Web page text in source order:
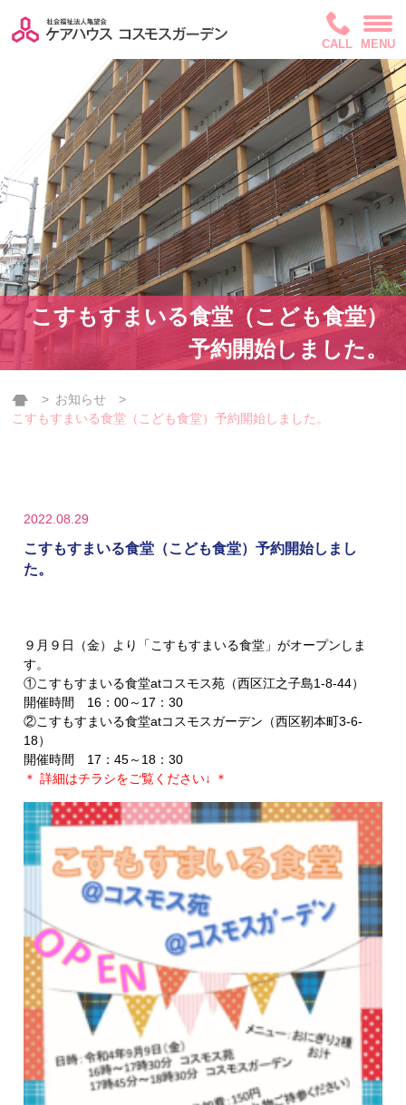
CALL MENU
こすもすまいる食堂（こども食堂）
予約開始しました。
お知らせ
こすもすまいる食堂（こども食堂）予約開始しました。
2022.08.29
こすもすまいる食堂（こども食堂）予約開始しまし
た。
９月９日（金）より「こすもすまいる食堂」がオープンしま
す。
①こすもすまいる食堂atコスモス苑（西区江之子島1-8-44）
開催時間 16：00～17：30
②こすもすまいる食堂atコスモスガーデン（西区靭本町3-6-
18）
開催時間 17：45～18：30
＊ 詳細はチラシをご覧ください↓ ＊